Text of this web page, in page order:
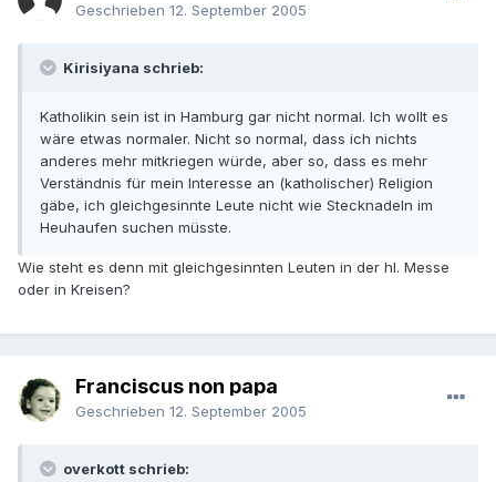
Geschrieben 12. September 2005
Kirisiyana schrieb:
Katholikin sein ist in Hamburg gar nicht normal. Ich wollt es
wäre etwas normaler. Nicht so normal, dass ich nichts
anderes mehr mitkriegen würde, aber so, dass es mehr
Verständnis für mein Interesse an (katholischer) Religion
gäbe, ich gleichgesinnte Leute nicht wie Stecknadeln im
Heuhaufen suchen müsste.
Wie steht es denn mit gleichgesinnten Leuten in der hl. Messe
oder in Kreisen?
Franciscus non papa
Geschrieben 12. September 2005
overkott schrieb: